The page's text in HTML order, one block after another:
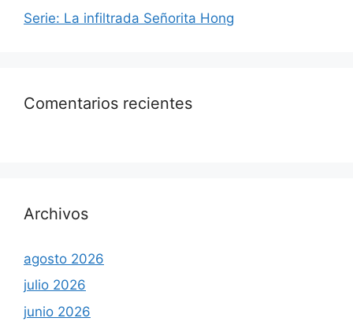
Serie: La infiltrada Señorita Hong
Comentarios recientes
Archivos
agosto 2026
julio 2026
junio 2026